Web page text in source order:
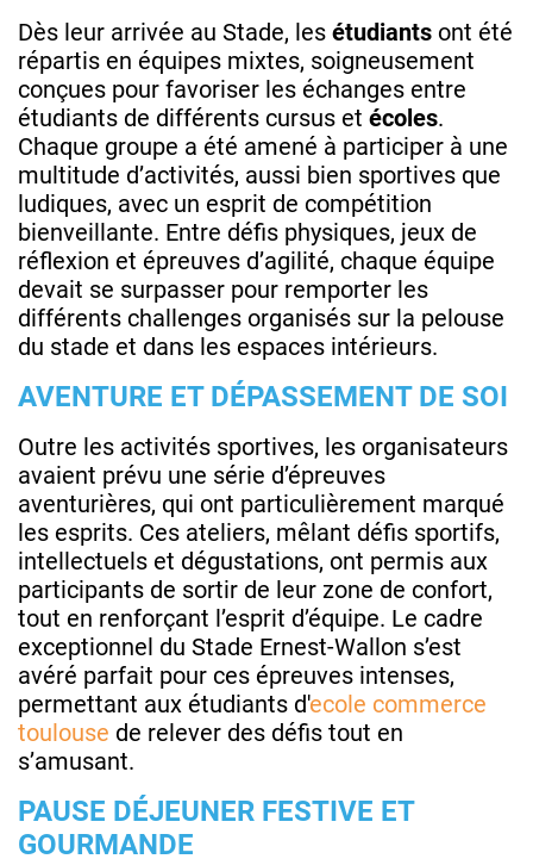
Dès leur arrivée au Stade, les étudiants ont été
répartis en équipes mixtes, soigneusement
conçues pour favoriser les échanges entre
étudiants de différents cursus et écoles.
Chaque groupe a été amené à participer à une
multitude d’activités, aussi bien sportives que
ludiques, avec un esprit de compétition
bienveillante. Entre défis physiques, jeux de
réflexion et épreuves d’agilité, chaque équipe
devait se surpasser pour remporter les
différents challenges organisés sur la pelouse
du stade et dans les espaces intérieurs.
AVENTURE ET DÉPASSEMENT DE SOI
Outre les activités sportives, les organisateurs
avaient prévu une série d’épreuves
aventurières, qui ont particulièrement marqué
les esprits. Ces ateliers, mêlant défis sportifs,
intellectuels et dégustations, ont permis aux
participants de sortir de leur zone de confort,
tout en renforçant l’esprit d’équipe. Le cadre
exceptionnel du Stade Ernest-Wallon s’est
avéré parfait pour ces épreuves intenses,
permettant aux étudiants d'ecole commerce
toulouse de relever des défis tout en
s’amusant.
PAUSE DÉJEUNER FESTIVE ET
GOURMANDE